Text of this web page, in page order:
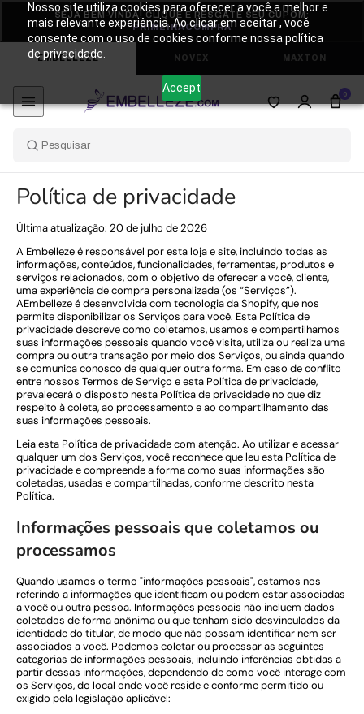
Nosso site utiliza cookies para oferecer a você a melhor e
mais relevante experiência. Ao clicar em aceitar , você
consente com o uso de cookies conforme nossa política
de privacidade.
Accept
Pular para o conteúdo
SEJA BEM-VINDA! CLIQUE E RESGATE SEU CUPOM:
PRIMEIRACOMPRA
EMBELLEZE NOVEX MAXTON
0
Política de privacidade
Última atualização: 20 de julho de 2026
A Embelleze é responsável por esta loja e site, incluindo todas as
informações, conteúdos, funcionalidades, ferramentas, produtos e
serviços relacionados, com o objetivo de oferecer a você, cliente,
uma experiência de compra personalizada (os “Serviços”).
AEmbelleze é desenvolvida com tecnologia da Shopify, que nos
permite disponibilizar os Serviços para você. Esta Política de
privacidade descreve como coletamos, usamos e compartilhamos
suas informações pessoais quando você visita, utiliza ou realiza uma
compra ou outra transação por meio dos Serviços, ou ainda quando
se comunica conosco de qualquer outra forma. Em caso de conflito
entre nossos Termos de Serviço e esta Política de privacidade,
prevalecerá o disposto nesta Política de privacidade no que diz
respeito à coleta, ao processamento e ao compartilhamento das
suas informações pessoais.
Leia esta Política de privacidade com atenção. Ao utilizar e acessar
qualquer um dos Serviços, você reconhece que leu esta Política de
privacidade e compreende a forma como suas informações são
coletadas, usadas e compartilhadas, conforme descrito nesta
Política.
Informações pessoais que coletamos ou
processamos
Quando usamos o termo "informações pessoais", estamos nos
referindo a informações que identificam ou podem estar associadas
a você ou outra pessoa. Informações pessoais não incluem dados
coletados de forma anônima ou que tenham sido desvinculados da
identidade do titular, de modo que não possam identificar nem ser
associados a você. Podemos coletar ou processar as seguintes
categorias de informações pessoais, incluindo inferências obtidas a
partir dessas informações, dependendo de como você interage com
os Serviços, do local onde você reside e conforme permitido ou
exigido pela legislação aplicável:
+ +